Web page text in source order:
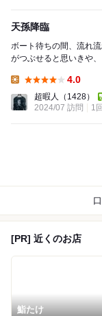
天孫降臨
ボート待ちの間、流れ
がつぶせると思いきや
4.0
超暇人
（1428）
2024/07 訪問
1回
[PR] 近くのお店
鮨たけ